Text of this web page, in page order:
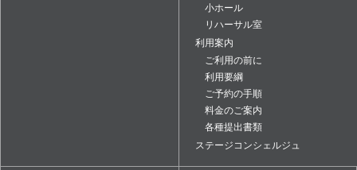
小ホール
リハーサル室
利用案内
ご利用の前に
利用要綱
ご予約の手順
料金のご案内
各種提出書類
ステージコンシェルジュ